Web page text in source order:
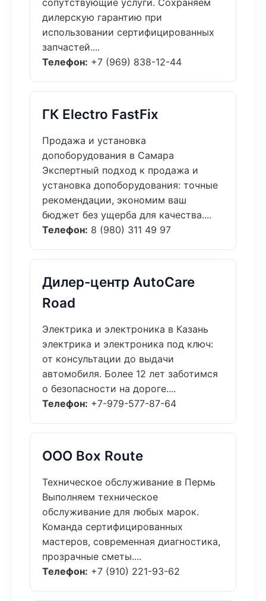
сопутствующие услуги. Сохраняем
дилерскую гарантию при
использовании сертифицированных
запчастей....
Телефон: +7 (969) 838-12-44
ГК Electro FastFix
Продажа и установка
допоборудования в Самара
Экспертный подход к продажа и
установка допоборудования: точные
рекомендации, экономим ваш
бюджет без ущерба для качества....
Телефон: 8 (980) 311 49 97
Дилер-центр AutoCare
Road
Электрика и электроника в Казань
электрика и электроника под ключ:
от консультации до выдачи
автомобиля. Более 12 лет заботимся
о безопасности на дороге....
Телефон: +7-979-577-87-64
ООО Box Route
Техническое обслуживание в Пермь
Выполняем техническое
обслуживание для любых марок.
Команда сертифицированных
мастеров, современная диагностика,
прозрачные сметы....
Телефон: +7 (910) 221-93-62